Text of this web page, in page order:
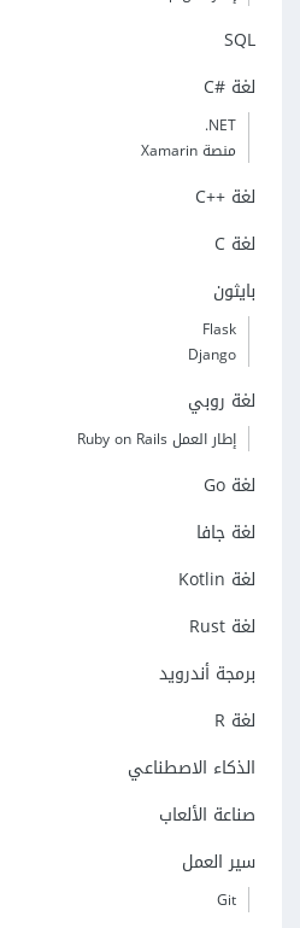
SQL
لغة C#‎
‎.NET
منصة Xamarin
لغة C++‎
لغة C
بايثون
Flask
Django
لغة روبي
إطار العمل Ruby on Rails
لغة Go
لغة جافا
لغة Kotlin
لغة Rust
برمجة أندرويد
لغة R
الذكاء الاصطناعي
صناعة الألعاب
سير العمل
Git